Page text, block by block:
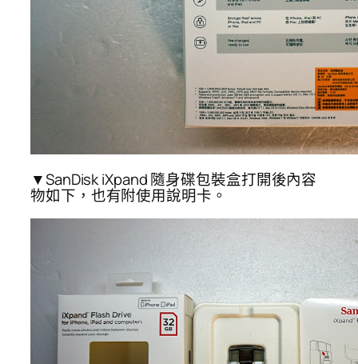
▼SanDisk iXpand 隨身碟包裝盒打開後內容
物如下，也有附使用說明卡。